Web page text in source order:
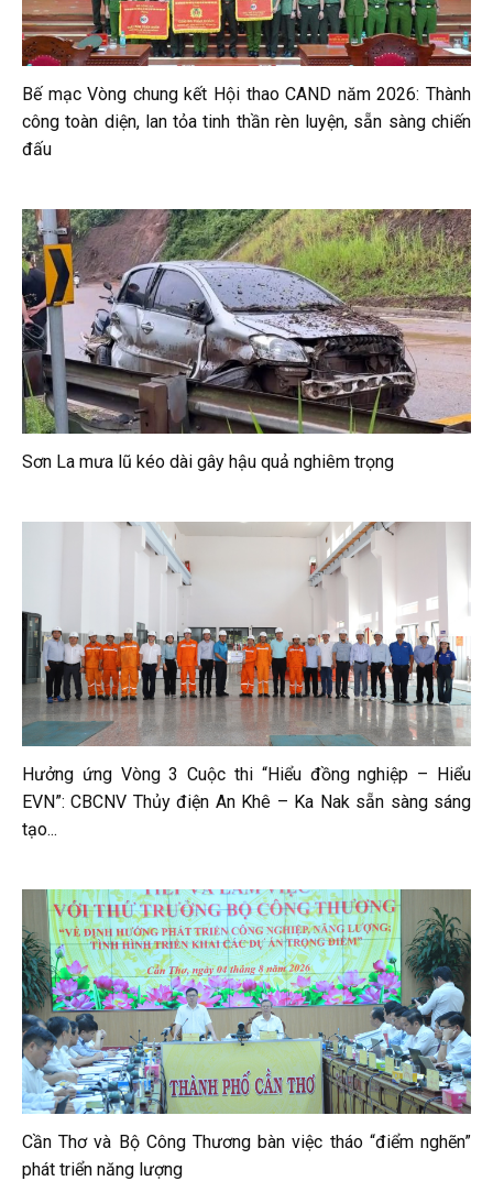
Bế mạc Vòng chung kết Hội thao CAND năm 2026: Thành
công toàn diện, lan tỏa tinh thần rèn luyện, sẵn sàng chiến
đấu
Sơn La mưa lũ kéo dài gây hậu quả nghiêm trọng
Hưởng ứng Vòng 3 Cuộc thi “Hiểu đồng nghiệp – Hiểu
EVN”: CBCNV Thủy điện An Khê – Ka Nak sẵn sàng sáng
tạo...
Cần Thơ và Bộ Công Thương bàn việc tháo “điểm nghẽn”
phát triển năng lượng